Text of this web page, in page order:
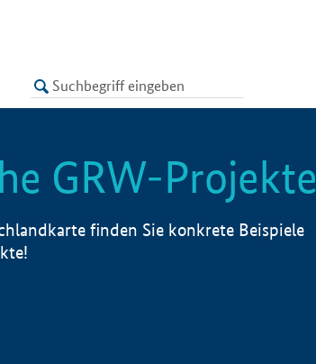
LISTE
GRW-Projekte
finden Sie konkrete Beispiele